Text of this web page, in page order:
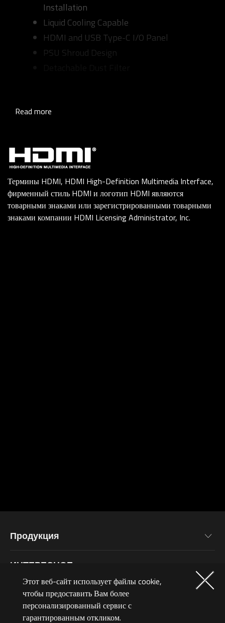
Installation
Liquid Cooling Capable
HDMI and USB Type-C I/O Panel
PSU Shroud Design
Read more
Термины HDMI, HDMI High-Definition Multimedia Interface,
фирменный стиль HDMI и логотип HDMI являются
товарными знаками или зарегистрированными товарными
знаками компании HDMI Licensing Administrator, Inc.
Этот веб-сайт использует файлы cookie,
чтобы предоставить Вам более
персонализированный сервис с
гарантированным откликом.
Продукция
Материнские Платы
Видеокарты
Мониторы
Ноутбуки
ИНТЕРЕСНОЕ
Новости
Мероприятия
СЕРВИС
Информация о Гарантии